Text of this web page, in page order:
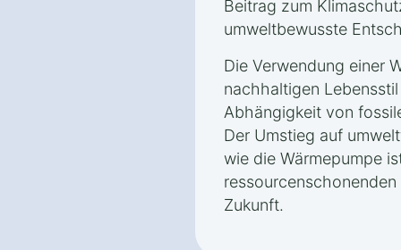
Beitrag zum
umweltbewusste
Die Verwendung einer
nachhaltigen
Abhängigkeit von
Der Umstieg auf
wie die Wärmepumpe
Zukunft.